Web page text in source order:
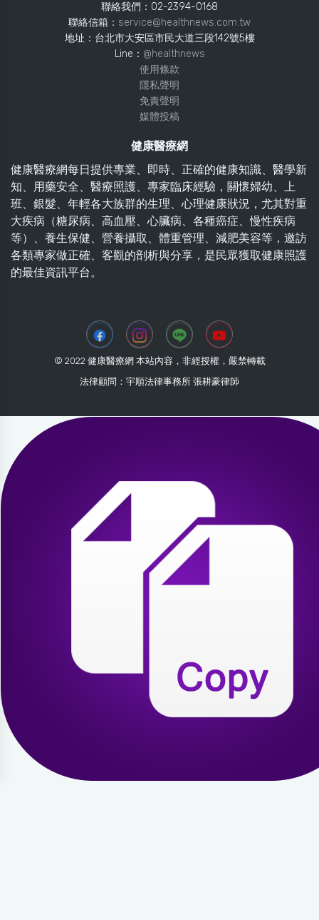
聯絡我們：02-2394-0168
聯絡信箱： service@healthnews.com.tw
地址：台北市大安區市民大道三段142號5樓
Line： @healthnews
使用條款
隱私聲明
免責聲明
媒體投稿
健康醫療網
健康醫療網每日提供專業、即時、正確的健康知識、醫學新
知、用藥安全、醫療照護、專家臨床經驗，關懷婦幼、上
班、銀髮、年輕各大族群的生理、心理健康狀況，尤其對重
大疾病（糖尿病、高血壓、心臟病、各種癌症、慢性疾病
等）、養生保健、營養攝取、體重管理、減肥美容等，邀訪
各類專家做正確、客觀的剖析與分享，是民眾獲取健康照護
的最佳資訊平台。
© 2022 健康醫療網 本站內容，非經授權，嚴禁轉載
法律顧問：宇順法律事務所 張耕豪律師